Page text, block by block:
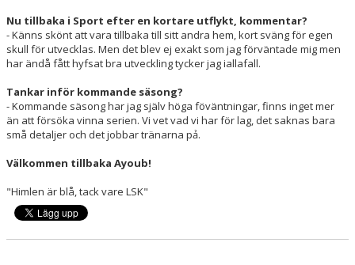
INSTAGRAM - LULEÅ SK HERR
Nu tillbaka i Sport efter en kortare utflykt, kommentar?
- Känns skönt att vara tillbaka till sitt andra hem, kort sväng för egen
skull för utvecklas. Men det blev ej exakt som jag förväntade mig men
har ändå fått hyfsat bra utveckling tycker jag iallafall.
Tankar inför kommande säsong?
- Kommande säsong har jag själv höga föväntningar, finns inget mer
än att försöka vinna serien. Vi vet vad vi har för lag, det saknas bara
små detaljer och det jobbar tränarna pả.
Välkommen tillbaka Ayoub!
"Himlen är blå, tack vare LSK"